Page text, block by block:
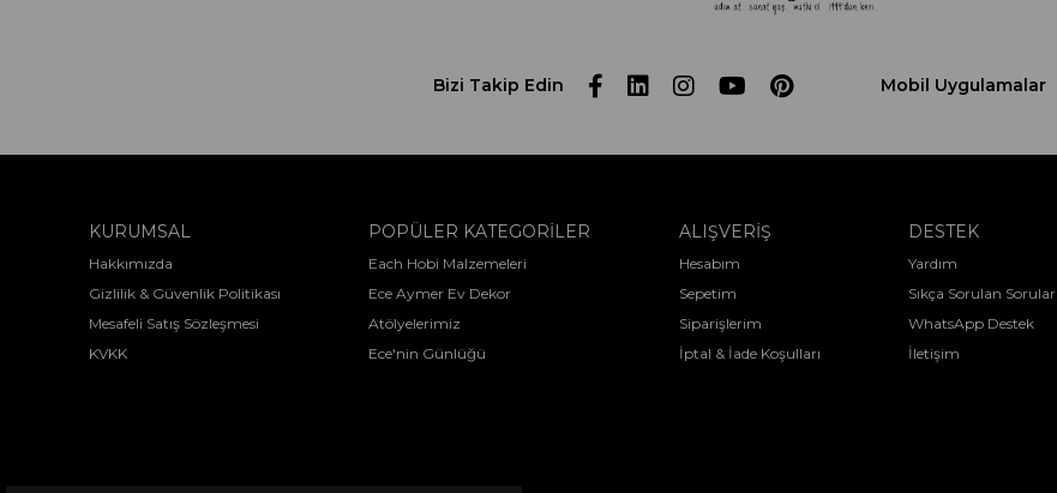
Bizi Takip Edin Mobil Uygulamalar
KURUMSAL
Hakkımızda
Gizlilik & Güvenlik Politikası
Mesafeli Satış Sözleşmesi
KVKK
POPÜLER KATEGORİLER
Each Hobi Malzemeleri
Ece Aymer Ev Dekor
Atölyelerimiz
Ece'nin Günlüğü
ALIŞVERİŞ
Hesabım
Sepetim
Siparişlerim
İptal & İade Koşulları
DESTEK
Yardım
Sıkça Sorulan Sorular
WhatsApp Destek
İletişim